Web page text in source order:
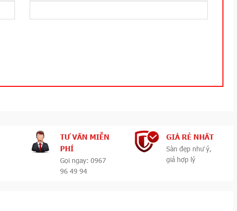
TƯ VẤN MIỄN
PHÍ
Gọi ngay: 0967
96 49 94
GIÁ RẺ NHẤT
Sàn đẹp như ý,
giá hợp lý